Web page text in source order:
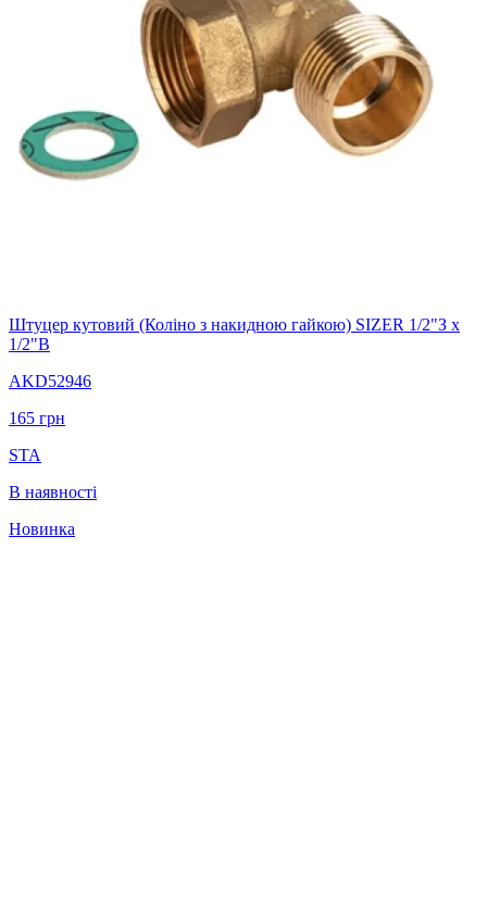
Штуцер кутовий (Коліно з накидною гайкою) SIZER 1/2"З х
1/2"В
AKD52946
165 грн
STA
В наявності
Новинка